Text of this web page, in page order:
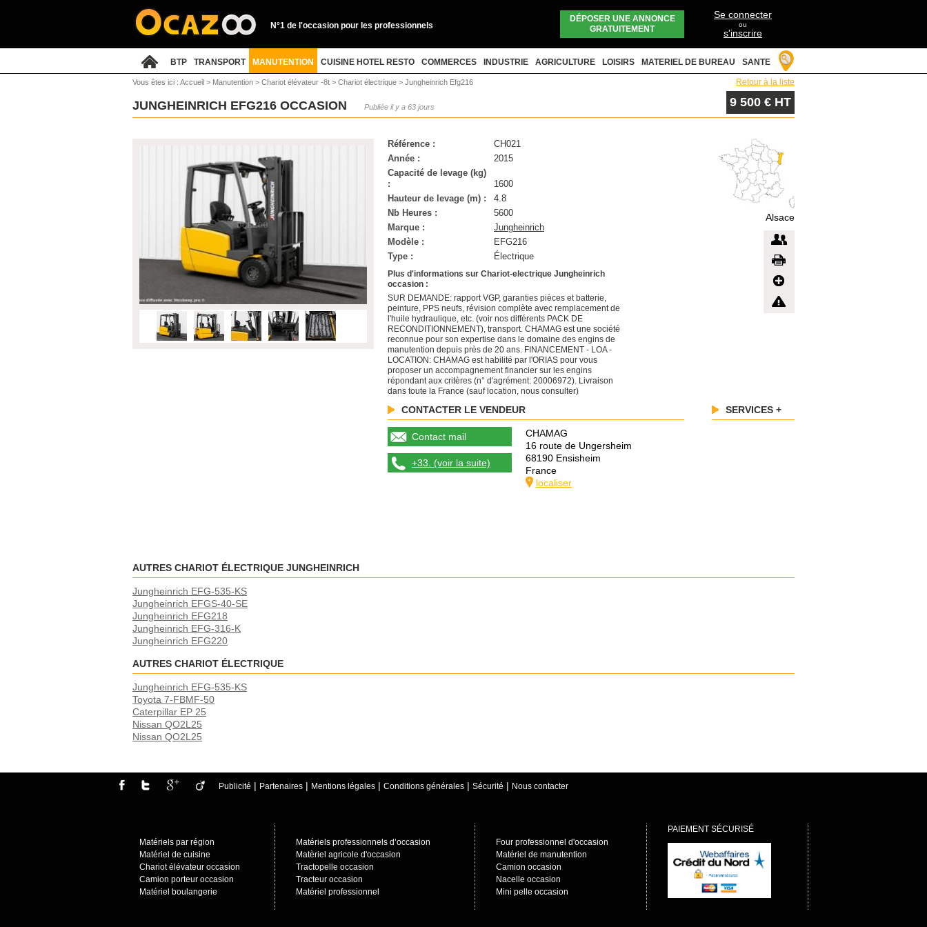
N°1 de l'occasion pour les professionnels
DÉPOSER UNE ANNONCE
GRATUITEMENT
Se connecter
ou
s'inscrire
BTP TRANSPORT MANUTENTION CUISINE HOTEL RESTO COMMERCES INDUSTRIE AGRICULTURE LOISIRS MATERIEL DE BUREAU SANTE
Vous êtes ici : Accueil > Manutention > Chariot élévateur -8t > Chariot électrique > Jungheinrich Efg216 Retour à la liste
JUNGHEINRICH EFG216 OCCASION Publiée il y a 63 jours 9 500 € HT
Référence :
CH021
Année :
2015
Capacité de levage (kg)
:
1600
Hauteur de levage (m) :
4.8
Nb Heures :
5600
Marque :
Jungheinrich
Modèle :
EFG216
Type :
Électrique
Plus d'informations sur Chariot-electrique Jungheinrich
occasion :
SUR DEMANDE: rapport VGP, garanties pièces et batterie,
peinture, PPS neufs, révision complète avec remplacement de
l'huile hydraulique, etc. (voir nos différents PACK DE
RECONDITIONNEMENT), transport. CHAMAG est une société
reconnue pour son expertise dans le domaine des engins de
manutention depuis près de 20 ans. FINANCEMENT - LOA -
LOCATION: CHAMAG est habilité par l'ORIAS pour vous
proposer un accompagnement financier sur les engins
répondant aux critères (n° d'agrément: 20006972). Livraison
dans toute la France (sauf location, nous consulter)
Alsace
CONTACTER LE VENDEUR
Contact mail
+33. (voir la suite)
CHAMAG
16 route de Ungersheim
68190 Ensisheim
France
localiser
SERVICES +
AUTRES CHARIOT ÉLECTRIQUE JUNGHEINRICH
Jungheinrich EFG-535-KS
Jungheinrich EFGS-40-SE
Jungheinrich EFG218
Jungheinrich EFG-316-K
Jungheinrich EFG220
AUTRES CHARIOT ÉLECTRIQUE
Jungheinrich EFG-535-KS
Toyota 7-FBMF-50
Caterpillar EP 25
Nissan QO2L25
Nissan QO2L25
Publicité | Partenaires | Mentions légales | Conditions générales | Sécurité | Nous contacter
Matériels par région
Matériel de cuisine
Chariot élévateur occasion
Camion porteur occasion
Matériel boulangerie
Matériels professionnels d’occasion
Matèriel agricole d'occasion
Tractopelle occasion
Tracteur occasion
Matériel professionnel
Four professionnel d'occasion
Matériel de manutention
Camion occasion
Nacelle occasion
Mini pelle occasion
PAIEMENT SÉCURISÉ